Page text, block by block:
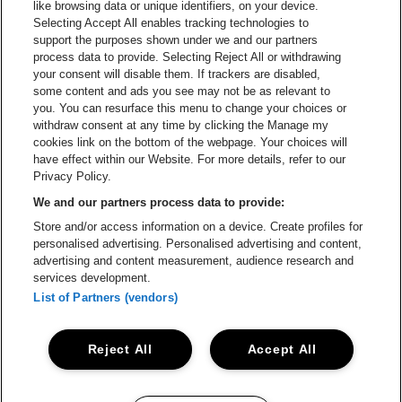
Ga naar de website van Croky
Ga naar de website van
Ga naar de website van Le Soir
Ga naar de
Ga naar de website van
Vorst Nationaal is een deel van be•at
Vorst Nationaal
Be-At Venues
Schijnpoortweg 119, 2170 Antwerpen
BTW (BE) 0461.051.688 - RPR Antwerpen
BNP Paribas Fortis - IBAN: BE93 2200 4925 0067 - BIC:
GEBABEBB
ProclaimerCookiesManage my cookiesPrivacy
like browsing data or unique identifiers, on your device.
Selecting Accept All enables tracking technologies to
support the purposes shown under we and our partners
process data to provide. Selecting Reject All or withdrawing
your consent will disable them. If trackers are disabled,
some content and ads you see may not be as relevant to
you. You can resurface this menu to change your choices or
withdraw consent at any time by clicking the Manage my
cookies link on the bottom of the webpage. Your choices will
have effect within our Website. For more details, refer to our
Privacy Policy.
We and our partners process data to provide:
Store and/or access information on a device. Create profiles for
personalised advertising. Personalised advertising and content,
advertising and content measurement, audience research and
services development.
List of Partners (vendors)
Accept All
Reject All